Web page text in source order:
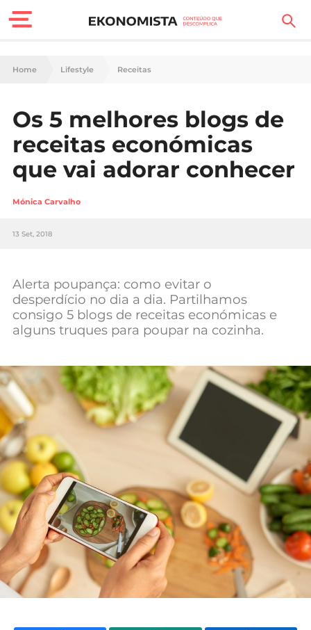
Finanças Pessoais
Carreira
Casa
Lifestyle
Sociedade
Negócios
Mundial 2026
Home Lifestyle Receitas
Os 5 melhores blogs de
receitas económicas
que vai adorar conhecer
Mónica Carvalho
13 Set, 2018
Alerta poupança: como evitar o
desperdício no dia a dia. Partilhamos
consigo 5 blogs de receitas económicas e
alguns truques para poupar na cozinha.